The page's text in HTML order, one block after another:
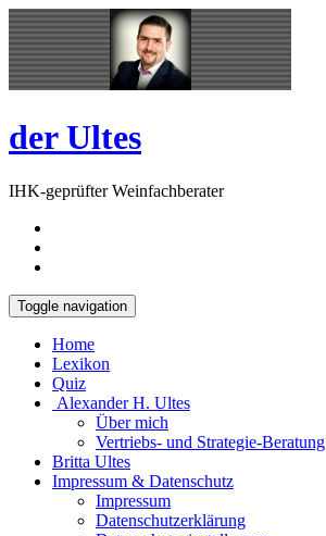
Skip
to
content
Open
Sidebar
der Ultes
IHK-geprüfter Weinfachberater
Toggle navigation
Home
Lexikon
Quiz
Alexander H. Ultes
Über mich
Vertriebs- und Strategie-Beratung
Britta Ultes
Impressum & Datenschutz
Impressum
Datenschutzerklärung